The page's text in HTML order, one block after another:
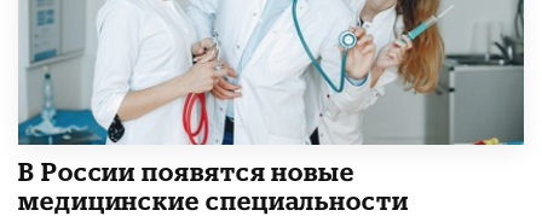
В России появятся новые
медицинские специальности